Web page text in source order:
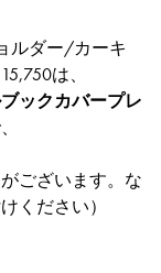
ルダー/カーキ
は、
ックカバープレ
ございます。な
ください）